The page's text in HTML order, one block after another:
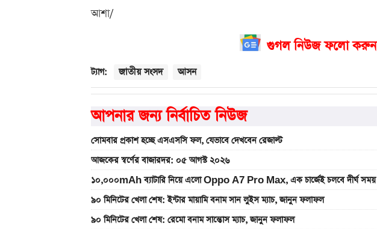
আশা/
গুগল নিউজ ফলো করুন
ট্যাগ: জাতীয় সংসদ আসন
আপনার জন্য নির্বাচিত নিউজ
সোমবার প্রকাশ হচ্ছে এসএসসি ফল, যেভাবে দেখবেন রেজাল্ট
আজকের স্বর্ণের বাজারদর: ০৫ আগস্ট ২০২৬
১০,০০০mAh ব্যাটারি নিয়ে এলো Oppo A7 Pro Max, এক চার্জেই চলবে দীর্ঘ সময়
৯০ মিনিটের খেলা শেষ: ইন্টার মায়ামি বনাম সান লুইস ম্যাচ, জানুন ফলাফল
৯০ মিনিটের খেলা শেষ: রেমো বনাম সান্তোস ম্যাচ, জানুন ফলাফল